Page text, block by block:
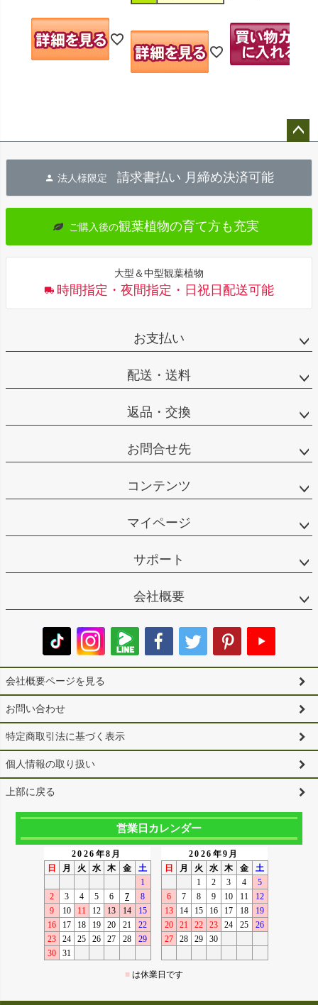
へ
法人様限定 請求書払い 月締め決済可能
ご購入後の観葉植物の育て方も充実
大型＆中型観葉植物
時間指定・夜間指定・日祝日配送可能
お支払い
配送・送料
返品・交換
お問合せ先
コンテンツ
マイページ
サポート
会社概要
会社概要ページを見る
お問い合わせ
特定商取引法に基づく表示
個人情報の取り扱い
上部に戻る
営業日カレンダー